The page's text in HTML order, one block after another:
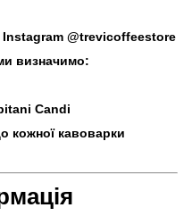
Instagram @trevicoffeestore
визначимо:
Candi
кожної кавоварки